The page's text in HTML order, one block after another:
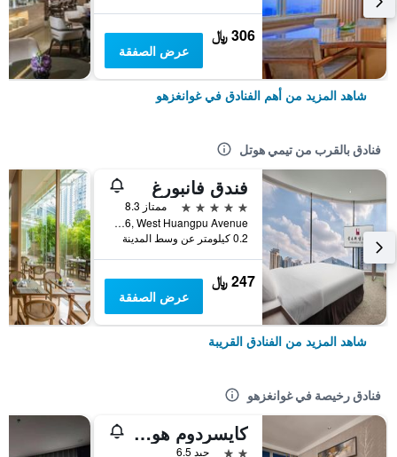
306 ﷼
عرض الصفقة
شاهد المزيد من أهم الفنادق في غوانغزهو
فنادق بالقرب من تيمي هوتل
فندق فانبورغ
5 نجوم
ممتاز 8.3
No.126, West Huangpu Avenue, غوانغزهو, الصين
0.2 كيلومتر عن وسط المدينة
247 ﷼
عرض الصفقة
شاهد المزيد من الفنادق القريبة
فنادق رخيصة في غوانغزهو
كايسردوم هوتل أيربورت برانش
2 نجمتين جيد 6.5